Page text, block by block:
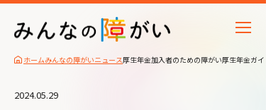
ホームみんなの障がいニュース厚生年金加入者のための障がい厚生年金ガ
2024.05.29